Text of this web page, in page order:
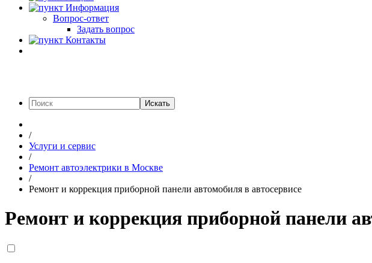
Информация
Вопрос-ответ
Задать вопрос
Контакты
Искать
/
Услуги и сервис
/
Ремонт автоэлектрики в Москве
/
Ремонт и коррекция приборной панели автомобиля в автосервисе
Ремонт и коррекция приборной панели